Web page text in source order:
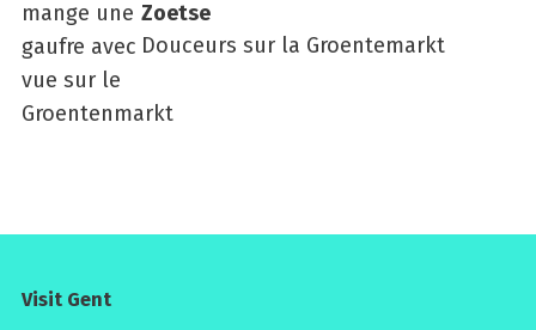
Zoetse
Douceurs sur la Groentemarkt
Visit Gent